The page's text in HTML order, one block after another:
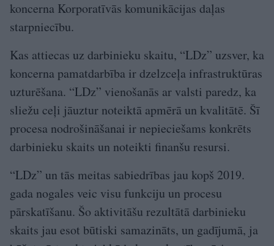
koncerna Korporatīvās komunikācijas daļas
starpniecību.
Kas attiecas uz darbinieku skaitu, “LDz” uzsver, ka
koncerna pamatdarbība ir dzelzceļa infrastruktūras
uzturēšana. “LDz” vienošanās ar valsti paredz, ka
sliežu ceļi jāuztur noteiktā apmērā un kvalitātē. Šī
procesa nodrošināšanai ir nepieciešams konkrēts
darbinieku skaits un noteikti finanšu resursi.
“LDz” un tās meitas sabiedrības jau kopš 2019.
gada nogales veic visu funkciju un procesu
pārskatīšanu. Šo aktivitāšu rezultātā darbinieku
skaits jau esot būtiski samazināts, un gadījumā, ja